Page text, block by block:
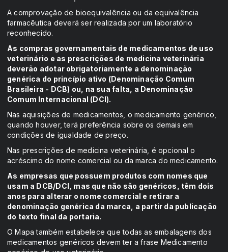
A comprovação de bioequivalência ou da equivalência
farmacêutica deverá ser realizada por um laboratório
reconhecido.
As compras governamentais de medicamentos de uso
veterinário e as prescrições de medicina veterinária
deverão adotar obrigatoriamente a denominação
genérica do princípio ativo (Denominação Comum
Brasileira - DCB) ou, na sua falta, a Denominação
Comum Internacional (DCI).
Nas aquisições de medicamentos, o medicamento genérico,
quando houver, terá preferência sobre os demais em
condições de igualdade de preço.
Nas prescrições de medicina veterinária, é opcional o
acréscimo do nome comercial ou da marca do medicamento.
As empresas que possuem produtos com nomes que
usam a DCB/DCI, mas que não são genéricos, têm dois
anos para alterar o nome comercial e retirar a
denominação genérica da marca, a partir da publicação
do texto final da portaria.
O Mapa também estabelece que todas as embalagens dos
medicamentos genéricos devem ter a frase Medicamento